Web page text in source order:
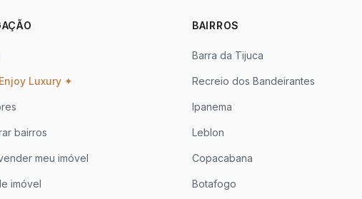
Luxury ✦
bairros
meu imóvel
imóvel
BAIRROS
Barra da Tijuca
Recreio dos Bandeirantes
Ipanema
Leblon
Copacabana
Botafogo